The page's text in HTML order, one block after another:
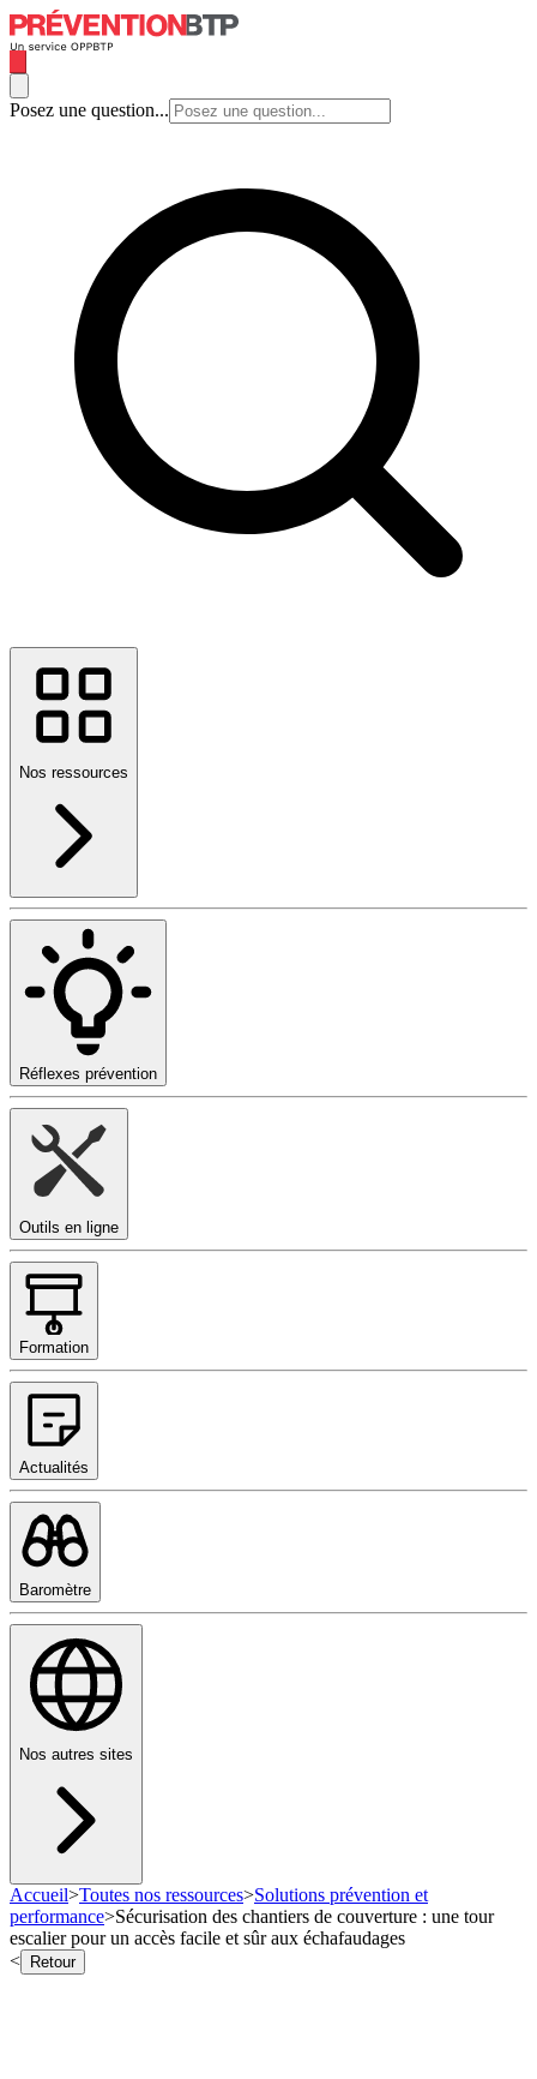
Posez une question...
Nos ressources
Réflexes prévention
Outils en ligne
Formation
Actualités
Baromètre
Nos autres sites
Accueil>Toutes nos ressources>Solutions prévention et
performance>Sécurisation des chantiers de couverture : une tour
escalier pour un accès facile et sûr aux échafaudages
<
Retour